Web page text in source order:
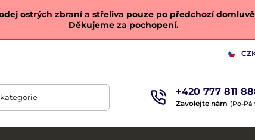
ostrých zbraní a střeliva pouze po předchozí
Děkujeme za pochopení.
+420 777 811
Zavolejte nám (Po-Pá